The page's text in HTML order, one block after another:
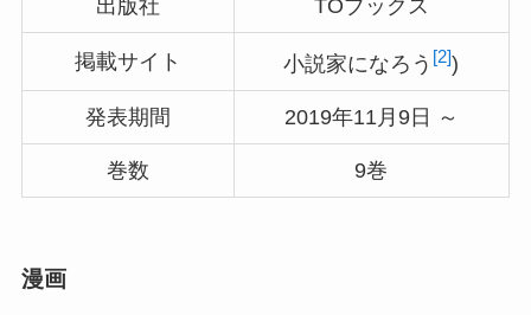
出版社 TOブックス
掲載サイト 小説家になろう [2])
発表期間 2019年11月9日 ～
巻数 9巻
漫画